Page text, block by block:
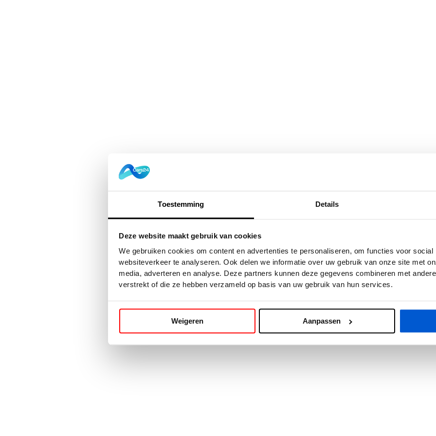
Toestemming Details
Deze website maakt gebruik van cookies
We gebruiken cookies om content en advertenties te personaliseren, om functies voor
websiteverkeer te analyseren. Ook delen we informatie over uw gebruik van onze site met
media, adverteren en analyse. Deze partners kunnen deze gegevens combineren met
verstrekt of die ze hebben verzameld op basis van uw gebruik van hun services.
Weigeren Aanpassen
Application error: aclient -side exception has occurred while loadingwww.cars24.nl(see the